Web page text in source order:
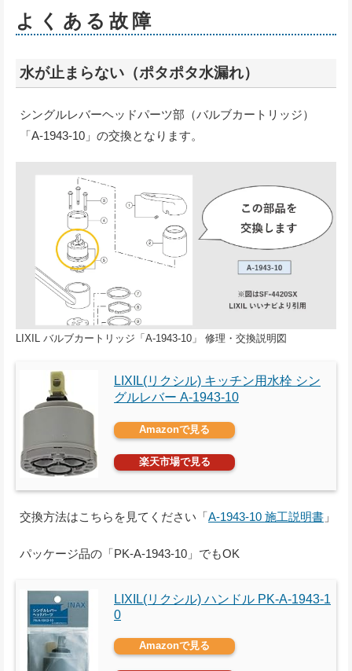
よくある故障
水が止まらない（ポタポタ水漏れ）
シングルレバーヘッドパーツ部（バルブカートリッジ）
「A-1943-10」の交換となります。
LIXIL バルブカートリッジ「A-1943-10」 修理・交換説明図
LIXIL(リクシル) キッチン用水栓 シン
グルレバー A-1943-10
Amazonで見る
楽天市場で見る
交換方法はこちらを見てください「A-1943-10 施工説明書 」
パッケージ品の「PK-A-1943-10」でもOK
LIXIL(リクシル) ハンドル PK-A-1943-1
0
Amazonで見る